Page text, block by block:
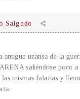
Salgado
antigua uzansa de la
saliéndose poco
mismas falacias y